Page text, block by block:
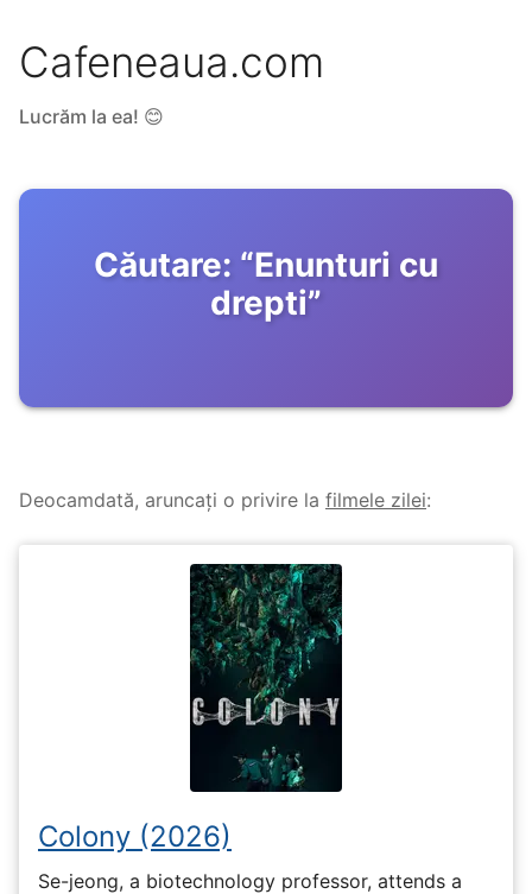
Cafeneaua.com
Lucrăm la ea! 😊
Căutare: “Enunturi cu
drepti”
Deocamdată, aruncați o privire la filmele zilei:
Colony (2026)
Se-jeong, a biotechnology professor, attends a